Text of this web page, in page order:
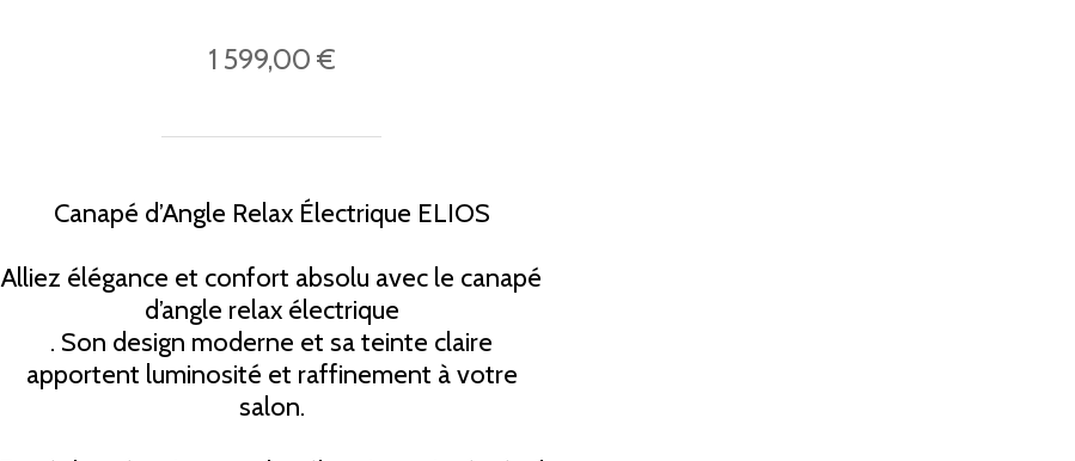
1 599,00 €
Canapé d’Angle Relax Électrique ELIOS
Alliez élégance et confort absolu avec le canapé
d’angle relax électrique
. Son design moderne et sa teinte claire
apportent luminosité et raffinement à votre
salon.